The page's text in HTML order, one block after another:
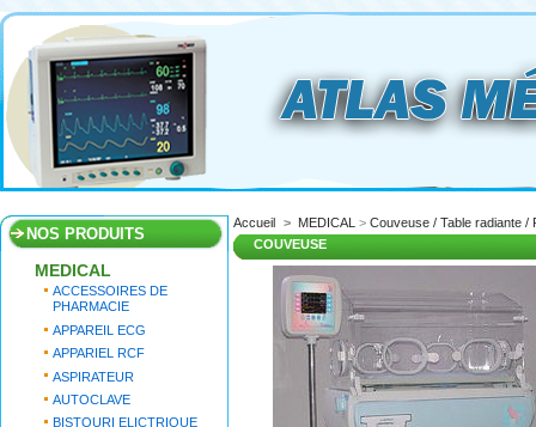
NOS PRODUITS
MEDICAL
ACCESSOIRES DE
PHARMACIE
APPAREIL ECG
APPARIEL RCF
ASPIRATEUR
AUTOCLAVE
BISTOURI ELICTRIQUE
Accueil > MEDICAL >Couveuse / Table radiante /
COUVEUSE